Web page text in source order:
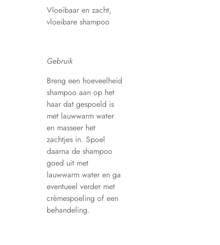
Vloeibaar en zacht,
vloeibare shampoo
Gebruik
Breng een hoeveelheid
shampoo aan op het
haar dat gespoeld is
met lauwwarm water
en masseer het
zachtjes in. Spoel
daarna de shampoo
goed uit met
lauwwarm water en ga
eventueel verder met
crèmespoeling of een
behandeling.